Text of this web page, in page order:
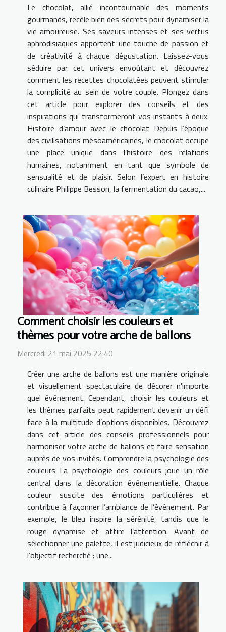
Le chocolat, allié incontournable des moments
gourmands, recèle bien des secrets pour dynamiser la
vie amoureuse. Ses saveurs intenses et ses vertus
aphrodisiaques apportent une touche de passion et
de créativité à chaque dégustation. Laissez-vous
séduire par cet univers envoûtant et découvrez
comment les recettes chocolatées peuvent stimuler
la complicité au sein de votre couple. Plongez dans
cet article pour explorer des conseils et des
inspirations qui transformeront vos instants à deux.
Histoire d’amour avec le chocolat Depuis l’époque
des civilisations mésoaméricaines, le chocolat occupe
une place unique dans l’histoire des relations
humaines, notamment en tant que symbole de
sensualité et de plaisir. Selon l’expert en histoire
culinaire Philippe Besson, la fermentation du cacao,...
Comment choisir les couleurs et
thèmes pour votre arche de ballons
Mercredi 21 mai 2025 22:40
Créer une arche de ballons est une manière originale
et visuellement spectaculaire de décorer n'importe
quel événement. Cependant, choisir les couleurs et
les thèmes parfaits peut rapidement devenir un défi
face à la multitude d’options disponibles. Découvrez
dans cet article des conseils professionnels pour
harmoniser votre arche de ballons et faire sensation
auprès de vos invités. Comprendre la psychologie des
couleurs La psychologie des couleurs joue un rôle
central dans la décoration événementielle. Chaque
couleur suscite des émotions particulières et
contribue à façonner l’ambiance de l’événement. Par
exemple, le bleu inspire la sérénité, tandis que le
rouge dynamise et attire l’attention. Avant de
sélectionner une palette, il est judicieux de réfléchir à
l’objectif recherché : une...